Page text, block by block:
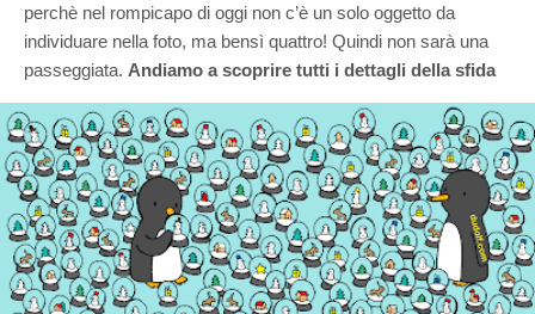
perchè nel rompicapo di oggi non c’è un solo oggetto da
individuare nella foto, ma bensì quattro! Quindi non sarà una
passeggiata. Andiamo a scoprire tutti i dettagli della sfida